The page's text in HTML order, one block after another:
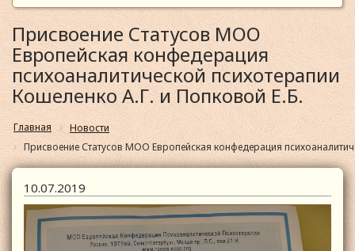
Присвоение Статусов МОО
Европейская конфедерация
психоаналитической психотерапии
Кошеленко А.Г. и Попковой Е.Б.
Главная
Новости
Присвоение Статусов МОО Европейская конфедерация
10.07.2019